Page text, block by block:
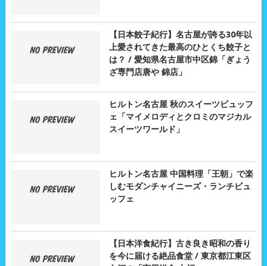
【日本餃子紀行】名古屋が誇る30年以
上愛されてきた最高のひとくち餃子と
は？ / 愛知県名古屋市中区錦「ぎょう
ざ専門店唐や 錦店」
ヒルトン名古屋 秋のスイーツビュッフ
ェ「マイメロディとクロミのマジカル
スイーツワールド」
ヒルトン名古屋 中国料理「王朝」で楽
しむモダンチャイニーズ・ランチビュ
ッフェ
【日本洋食紀行】古き良き昭和の香り
を今に届ける絶品食堂 / 東京都江東区